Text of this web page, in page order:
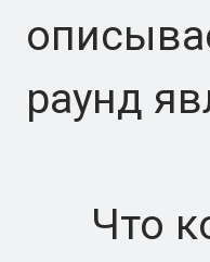
раунд
Что